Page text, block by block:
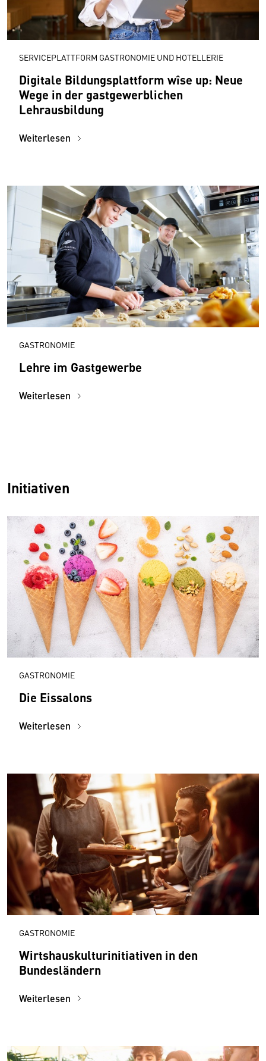
SERVICEPLATTFORM GASTRONOMIE UND HOTELLERIE
Digitale Bildungsplattform wîse up: Neue
Wege in der gastgewerblichen
Lehrausbildung
Weiterlesen
GASTRONOMIE
Lehre im Gastgewerbe
Weiterlesen
Initiativen
GASTRONOMIE
Die Eissalons
Weiterlesen
GASTRONOMIE
Wirtshauskulturinitiativen in den
Bundesländern
Weiterlesen